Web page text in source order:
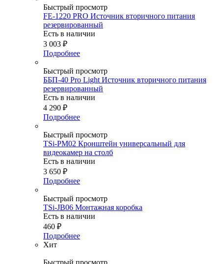
Быстрый просмотр
FE-1220 PRO Источник вторичного питания
резервированный
Есть в наличии
3 003 ₽
Подробнее
Быстрый просмотр
ББП-40 Pro Light Источник вторичного питания
резервированный
Есть в наличии
4 290 ₽
Подробнее
Быстрый просмотр
TSi-PM02 Кронштейн универсальный для
видеокамер на столб
Есть в наличии
3 650 ₽
Подробнее
Быстрый просмотр
TSi-JB06 Монтажная коробка
Есть в наличии
460 ₽
Подробнее
Хит
Быстрый просмотр